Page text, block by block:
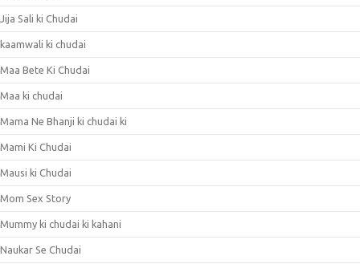
Jija Sali ki Chudai
kaamwali ki chudai
Maa Bete Ki Chudai
Maa ki chudai
Mama Ne Bhanji ki chudai ki
Mami Ki Chudai
Mausi ki Chudai
Mom Sex Story
Mummy ki chudai ki kahani
Naukar Se Chudai